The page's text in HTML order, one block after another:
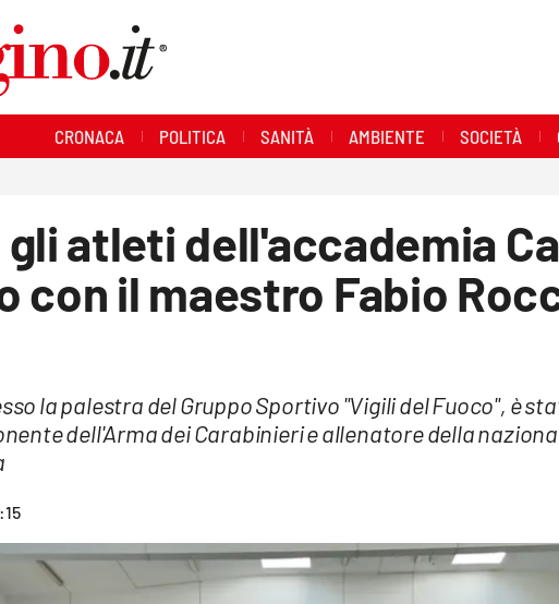
CRONACA POLITICA SANITÀ AMBIENTE SOCIETÀ
gli atleti dell'accademia
con il maestro Fabio
la palestra del Gruppo Sportivo "Vigili del Fuoco", è
dell'Arma dei Carabinieri e allenatore della